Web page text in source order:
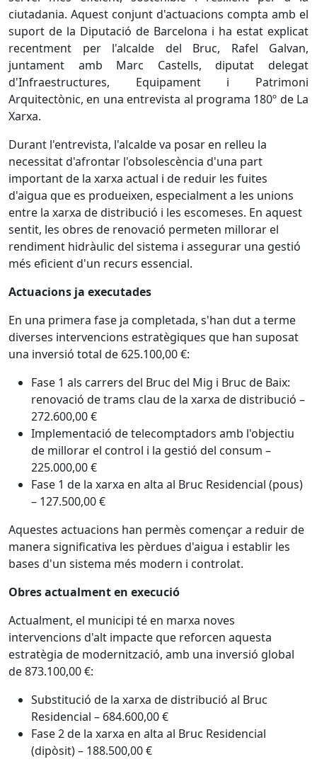
ciutadania. Aquest conjunt d'actuacions compta amb el
suport de la Diputació de Barcelona i ha estat explicat
recentment per l'alcalde del Bruc, Rafel Galvan,
juntament amb Marc Castells, diputat delegat
d'Infraestructures, Equipament i Patrimoni
Arquitectònic, en una entrevista al programa 180º de La
Xarxa.
Durant l'entrevista, l'alcalde va posar en relleu la
necessitat d'afrontar l'obsolescència d'una part
important de la xarxa actual i de reduir les fuites
d'aigua que es produeixen, especialment a les unions
entre la xarxa de distribució i les escomeses. En aquest
sentit, les obres de renovació permeten millorar el
rendiment hidràulic del sistema i assegurar una gestió
més eficient d'un recurs essencial.
Actuacions ja executades
En una primera fase ja completada, s'han dut a terme
diverses intervencions estratègiques que han suposat
una inversió total de 625.100,00 €:
Fase 1 als carrers del Bruc del Mig i Bruc de Baix:
renovació de trams clau de la xarxa de distribució –
272.600,00 €
Implementació de telecomptadors amb l'objectiu
de millorar el control i la gestió del consum –
225.000,00 €
Fase 1 de la xarxa en alta al Bruc Residencial (pous)
– 127.500,00 €
Aquestes actuacions han permès començar a reduir de
manera significativa les pèrdues d'aigua i establir les
bases d'un sistema més modern i controlat.
Obres actualment en execució
Actualment, el municipi té en marxa noves
intervencions d'alt impacte que reforcen aquesta
estratègia de modernització, amb una inversió global
de 873.100,00 €:
Substitució de la xarxa de distribució al Bruc
Residencial – 684.600,00 €
Fase 2 de la xarxa en alta al Bruc Residencial
(dipòsit) – 188.500,00 €